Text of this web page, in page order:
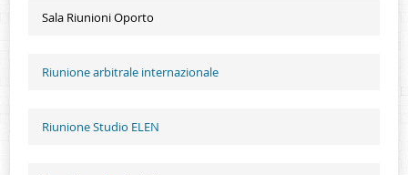
Sala Riunioni Oporto
Riunione arbitrale internazionale
Riunione Studio ELEN